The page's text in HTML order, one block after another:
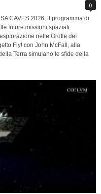
0
CAVES 2026, il programma di
future missioni spaziali
nelle Grotte del
Fly! con John McFall, alla
Terra simulano le sfide della